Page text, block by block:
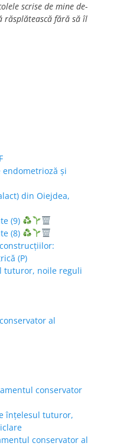
scrise de mine de-
răsplătească fără să îl
și
din Oiejdea,
(9)
(8)
(P)
tuturor, noile reguli
al
conservator
înțelesul tuturor,
conservator al